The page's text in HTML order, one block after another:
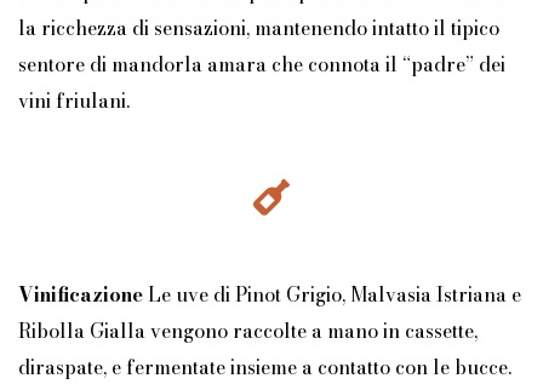
la ricchezza di sensazioni, mantenendo intatto il tipico
sentore di mandorla amara che connota il “padre” dei
vini friulani.
VinificazioneLe uve di Pinot Grigio, Malvasia Istriana e
Ribolla Gialla vengono raccolte a mano in cassette,
diraspate, e fermentate insieme a contatto con le bucce.